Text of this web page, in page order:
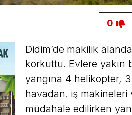
0
Didim’de makilik
korkuttu. Evlere yakın
yangına 4 helikopter,
havadan, iş makineleri
müdahale edilirken